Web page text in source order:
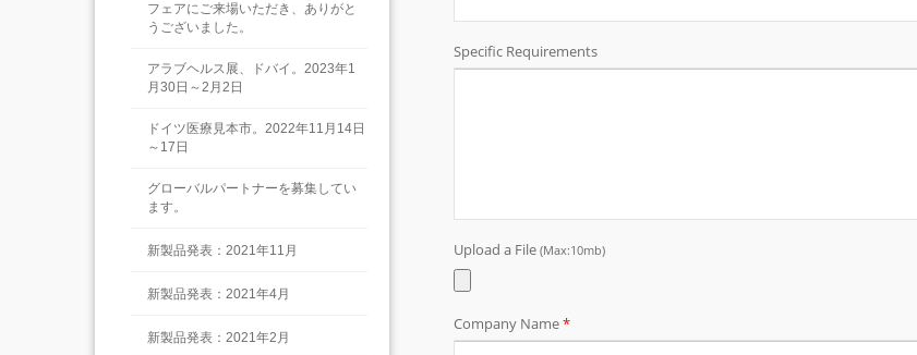
フェアにご来場いただき、ありがと
うございました。
アラブヘルス展、ドバイ。2023年1
月30日～2月2日
ドイツ医療見本市。2022年11月14日
～17日
グローバルパートナーを募集してい
ます。
新製品発表：2021年11月
新製品発表：2021年4月
新製品発表：2021年2月